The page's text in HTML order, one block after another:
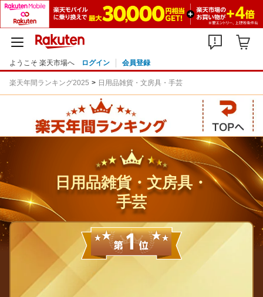
ようこそ 楽天市場へ ログイン 会員登録
楽天年間ランキング2025 日用品雑貨・文房具・手芸
日用品雑貨・文房具・
手芸